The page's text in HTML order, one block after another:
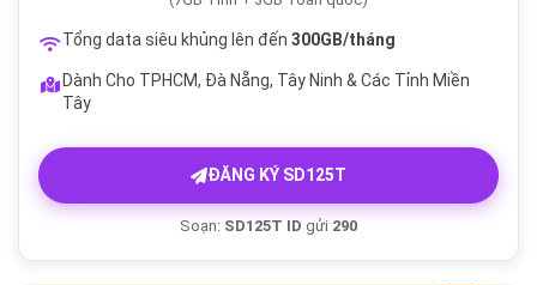
Tổng data siêu khủng lên đến 300GB/tháng
Dành Cho TPHCM, Đà Nẵng, Tây Ninh & Các Tỉnh Miền
Tây
ĐĂNG KÝ SD125T
Soạn: SD125T ID gửi 290